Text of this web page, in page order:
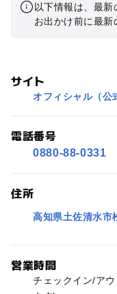
以下情報は、最新
お出かけ前に最新
サイト
オフィシャル（公
電話番号
0880-88-0331
住所
高知県土佐清水市
営業時間
チェックイン/ア